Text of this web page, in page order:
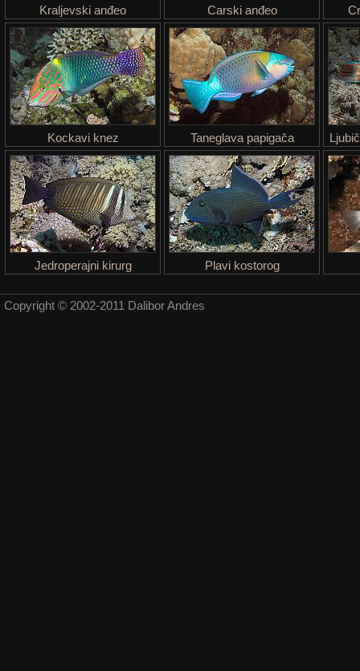
Kraljevski anđeo Carski anđeo
Kockavi knez Taneglava papigača
Jedroperajni kirurg Plavi kostorog
Copyright © 2002-2011 Dalibor Andres